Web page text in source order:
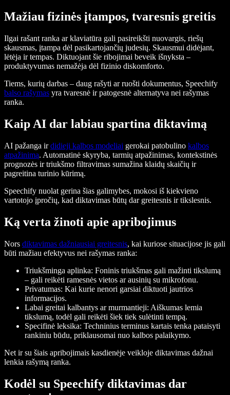
Mažiau fizinės įtampos, tvaresnis greitis
Ilgai rašant ranka ar klaviatūra gali pasireikšti nuovargis, riešų
skausmas, įtampa dėl pasikartojančių judesių. Skausmui didėjant,
lėtėja ir tempas. Diktuojant šie ribojimai beveik išnyksta –
produktyvumas nemažėja dėl fizinio diskomforto.
Tiems, kurių darbas – daug rašyti ar ruošti dokumentus, Speechify
balso rašymas yra tvaresnė ir patogesnė alternatyva nei rašymas
ranka.
Kaip AI dar labiau spartina diktavimą
AI pažanga irdidieji kalbos modeliai gerokai patobulino kalbos
atpažinimą. Automatinė skyryba, tarmių atpažinimas, kontekstinės
prognozės ir triukšmo filtravimas sumažina klaidų skaičių ir
pagreitina turinio kūrimą.
Speechify nuolat gerina šias galimybes, mokosi iš kiekvieno
vartotojo įpročių, kad diktavimas būtų dar greitesnis ir tikslesnis.
Ką verta žinoti apie apribojimus
Nors diktavimas dažniausiai greitesnis, kai kuriose situacijose jis gali
būti mažiau efektyvus nei rašymas ranka:
Triukšminga aplinka: Foninis triukšmas gali mažinti tikslumą
– gali reikėti ramesnės vietos ar ausinių su mikrofonu.
Privatumas: Kai kurie nenori garsiai diktuoti jautrios
informacijos.
Labai greitai kalbantys ar murmantieji: Aiškumas lemia
tikslumą, todėl gali reikėti šiek tiek sulėtinti tempą.
Specifinė leksika: Techninius terminus kartais tenka pataisyti
rankiniu būdu, priklausomai nuo kalbos palaikymo.
Net ir su šiais apribojimais kasdienėje veikloje diktavimas dažnai
lenkia rašymą ranka.
Kodėl su Speechify diktavimas dar